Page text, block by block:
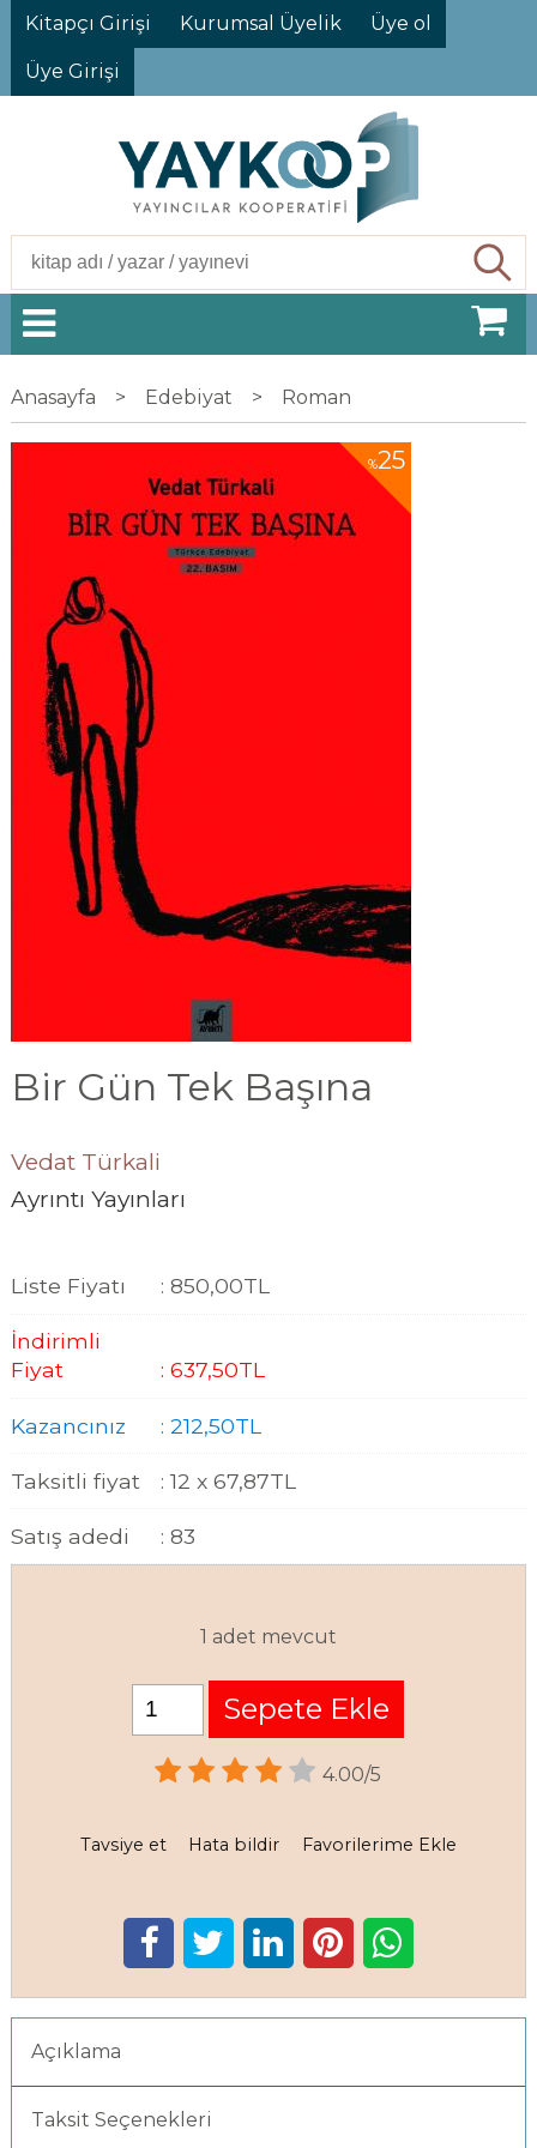
Kitapçı Girişi Kurumsal Üyelik Üye ol
Üye Girişi
Anasayfa > Edebiyat > Roman
%25
Bir Gün Tek Başına
Vedat Türkali
Ayrıntı Yayınları
Liste Fiyatı : 850,00TL
İndirimli
Fiyat
: 637,50TL
Kazancınız : 212,50TL
Taksitli fiyat : 12 x 67,87TL
Satış adedi : 83
1 adet mevcut
Sepete Ekle
4.00/5
Tavsiye et Hata bildir Favorilerime Ekle
Açıklama
Taksit Seçenekleri